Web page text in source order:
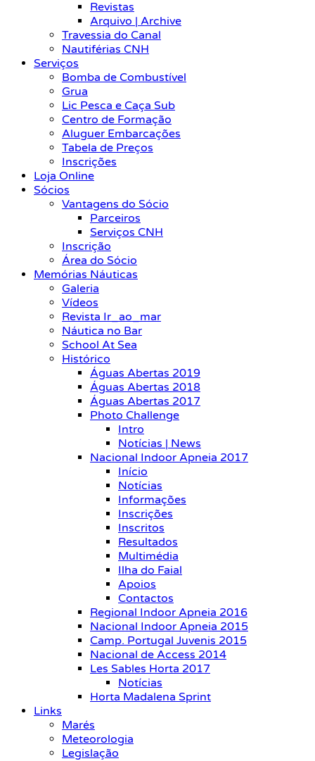
Revistas
Arquivo | Archive
Travessia do Canal
Nautiférias CNH
Serviços
Bomba de Combustível
Grua
Lic Pesca e Caça Sub
Centro de Formação
Aluguer Embarcações
Tabela de Preços
Inscrições
Loja Online
Sócios
Vantagens do Sócio
Parceiros
Serviços CNH
Inscrição
Área do Sócio
Memórias Náuticas
Galeria
Vídeos
Revista Ir_ao_mar
Náutica no Bar
School At Sea
Histórico
Águas Abertas 2019
Águas Abertas 2018
Águas Abertas 2017
Photo Challenge
Intro
Notícias | News
Nacional Indoor Apneia 2017
Início
Notícias
Informações
Inscrições
Inscritos
Resultados
Multimédia
Ilha do Faial
Apoios
Contactos
Regional Indoor Apneia 2016
Nacional Indoor Apneia 2015
Camp. Portugal Juvenis 2015
Nacional de Access 2014
Les Sables Horta 2017
Notícias
Horta Madalena Sprint
Links
Marés
Meteorologia
Legislação